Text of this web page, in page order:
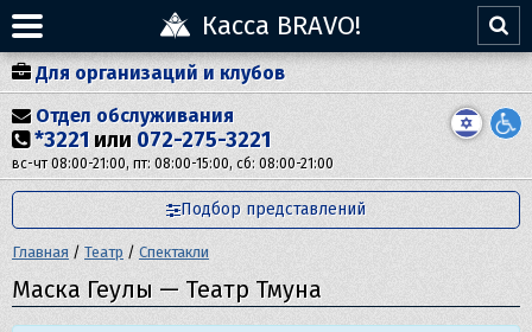
Касса BRAVO!
Для организаций и клубов
Отдел обслуживания
*3221 или 072-275-3221
вс-чт 08:00-21:00, пт: 08:00-15:00, сб: 08:00-21:00
Подбор представлений
Главная / Театр / Спектакли
​Маска Геулы — Театр Тмуна